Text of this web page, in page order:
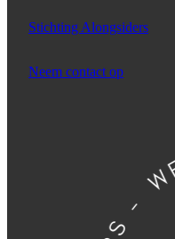
Stichting Alongsiders
Neem contact op